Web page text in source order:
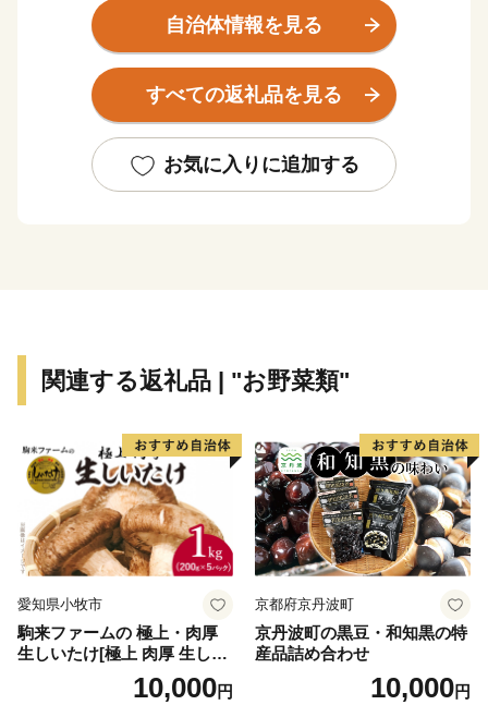
まちです。
現在では、東海道新幹線と東海道本線、伊豆箱根鉄道の
乗り入れる三島駅や駿河湾環状道路など、交通アクセス
は抜群で、地域住民にとっては首都圏への通勤・通学が
伊豆や箱根など観光地への玄関口として、静岡県東部の
重要な役割を担っています。
臭さを消し、蛋白質を減らすことなく、余分な脂肪分だ
箱根の西側、標高50m以上の山の斜面に広がる畑では、
古くから三島大根、三島甘藷、三島人参など、高品質の
露地野菜を栽培しています。なかでも三島馬鈴薯は、平
成28年10月、全国で18番目に国の地理的表示保護制度
(GI)に登録されるなど、高い評価を受けています。「三
名物です。
自治体情報を見る
すべての返礼品を見る
お気に入りに追加する
関連する返礼品 | "お野菜類"
愛知県小牧市
駒来ファームの 極上・肉厚
生しいたけ[極上 肉厚 生しい
たけ 生シイタケ 生椎茸 安心
安全 国産 採れたて 新鮮 きの
10,000円
京都府京丹波町
京丹波町の黒豆・和知黒の特
産品詰め合わせ
10,000円